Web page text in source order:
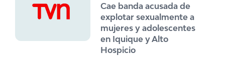
Cae banda acusada de
explotar sexualmente a
mujeres y adolescentes
en Iquique y Alto
Hospicio